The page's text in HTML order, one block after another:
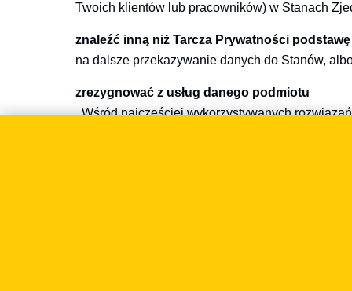
Twoich klientów lub pracowników) w Stanach
znaleźć inną niż Tarcza Prywatności podstawę
na dalsze przekazywanie danych do Stanów,
zrezygnować z usług danego podmiotu
. Wśród najczęściej wykorzystywanych